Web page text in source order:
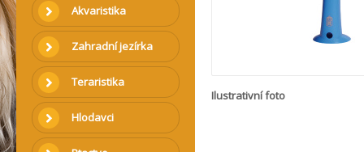
Akvaristika
Zahradní jezírka
Teraristika
Hlodavci
Ilustrativní foto